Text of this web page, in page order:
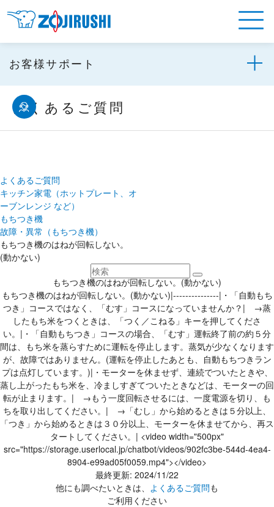
お客様サポート
よくあるご質問
よくあるご質問
キッチン家電（ホットプレート、オ
ーブンレンジ など）
もちつき機
故障・異常（もちつき機）
もちつき機のはねが回転しない。
(動かない)
もちつき機のはねが回転しない。(動かない)
もちつき機のはねが回転しない。(動かない)|---------------|・「自動もち
つき」コースではなく、「むす」コースになっていませんか？| →蒸
したもち米をつくときは、「つく／こねる」キーを押してくださ
い。|・「自動もちつき」コースの場合、「むす」運転終了前の約５分
間は、もち米を蒸らすために運転を停止します。蒸気が少なくなります
が、故障ではありません。(運転を停止したあとも、自動もちつきラン
プは点灯しています。)|・モーターを休ませず、連続でついたときや、
蒸し上がったもち米を、冷ましすぎてついたときなどは、モーターの回
転が止まります。| →もう一度回転させるには、一度電源を切り、も
ちを取り出してください。| →「むし」から始めるときは５分以上、
「つき」から始めるときは３０分以上、モーターを休ませてから、再ス
タートしてください。| <video width="500px"
src="https://storage.userlocal.jp/chatbot/videos/902fc3be-544d-4ea4-
8904-e99ad05f0059.mp4"></video>
最終更新: 2024/11/22
他にも調べたいときは、 よくあるご質問も
ご利用ください